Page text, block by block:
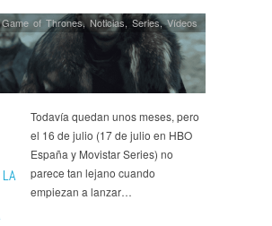
Game of Thrones, Noticias,Series,Ví­deos
Todavía quedan unos meses, pero
el 16 de julio (17 de julio en HBO
España y Movistar Series) no
parece tan lejano cuando
empiezan a lanzar…